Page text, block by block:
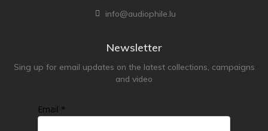
info@audiophile.lu
Newsletter
Sing up for email updates on the latest collections, campaigns
and video
Email *